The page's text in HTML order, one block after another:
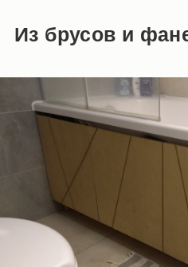
Из брусов и